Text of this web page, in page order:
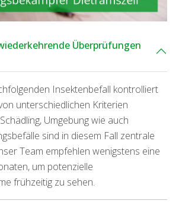
Überprüfungen
Insektenbefall kontrolliert
unterschiedlichen Kriterien
Umgebung wie auch
sind in diesem Fall zentrale
Team empfehlen wenigstens eine
um potenzielle
frühzeitig zu sehen.